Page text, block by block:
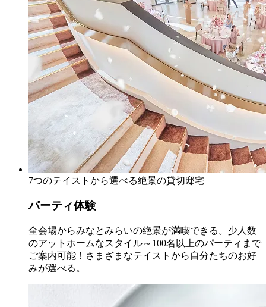
7つのテイストから選べる絶景の貸切邸宅
パーティ体験
全会場からみなとみらいの絶景が満喫できる。少人数
のアットホームなスタイル～100名以上のパーティまで
ご案内可能！さまざまなテイストから自分たちのお好
みが選べる。